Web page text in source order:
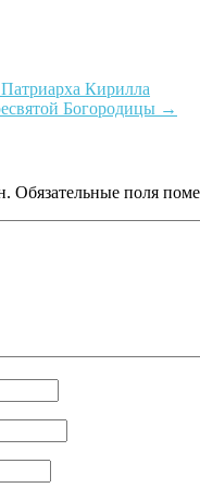
Кирилла
Богородицы →
Обязательные поля